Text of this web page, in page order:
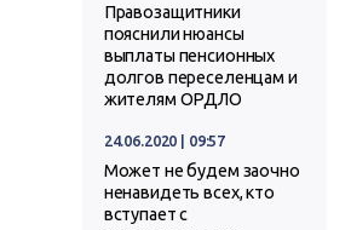
Правозащитники
пояснили нюансы
выплаты пенсионных
долгов переселенцам и
жителям ОРДЛО
24.06.2020 | 09:57
Может не будем заочно
ненавидеть всех, кто
вступает с